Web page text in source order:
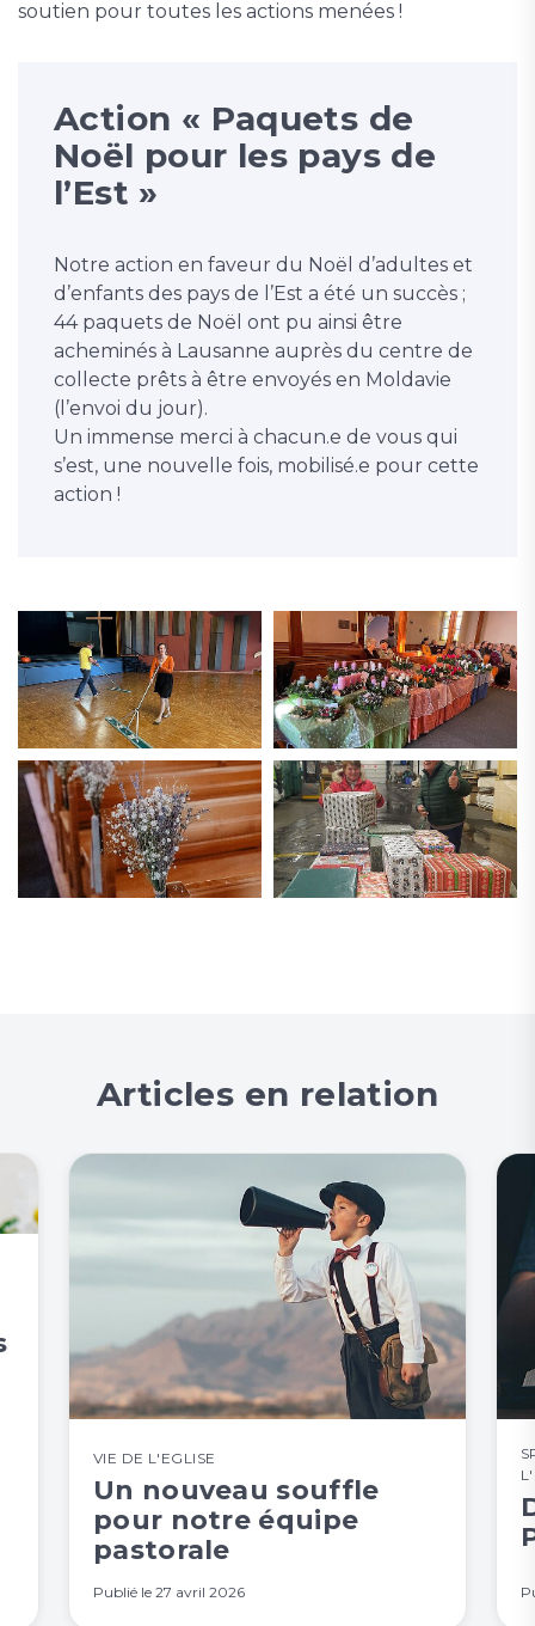
soutien pour toutes les actions menées !
Action « Paquets de
Noël pour les pays de
l’Est »
Notre action en faveur du Noël d’adultes et
d’enfants des pays de l’Est a été un succès ;
44 paquets de Noël ont pu ainsi être
acheminés à Lausanne auprès du centre de
collecte prêts à être envoyés en Moldavie
(l’envoi du jour).
Un immense merci à chacun.e de vous qui
s’est, une nouvelle fois, mobilisé.e pour cette
action !
Articles en relation
VIE DE L'EGLISE
Un nouveau souffle
pour notre équipe
pastorale
Publié le 27 avril 2026